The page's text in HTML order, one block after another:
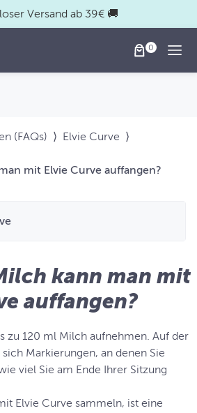
Versand ab 39€ 🚚
(FAQs) ⟩ Elvie Curve ⟩
mit Elvie Curve auffangen?
kann man mit
auffangen?
zu 120 ml Milch aufnehmen. Auf der
Markierungen, an denen Sie
viel Sie am Ende Ihrer Sitzung
Elvie Curve sammeln, ist eine